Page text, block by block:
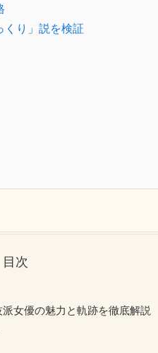
くり」説を検証
目次
女優の魅力と軌跡を徹底解説